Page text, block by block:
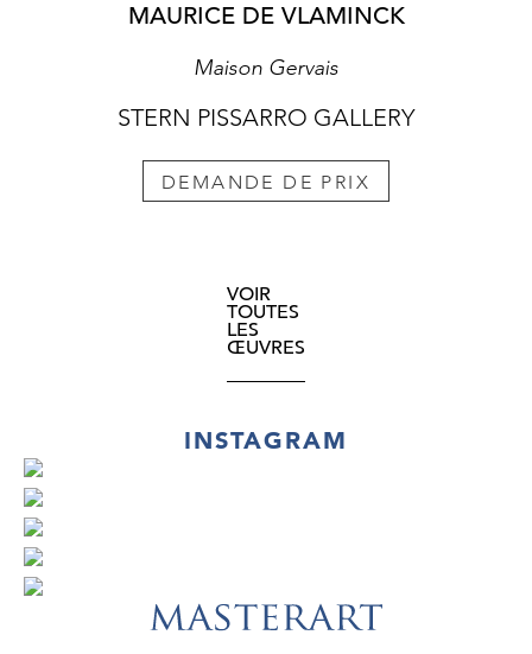
MAURICE DE VLAMINCK
Maison Gervais
STERN PISSARRO GALLERY
DEMANDE DE PRIX
VOIR
TOUTES
LES
ŒUVRES
INSTAGRAM